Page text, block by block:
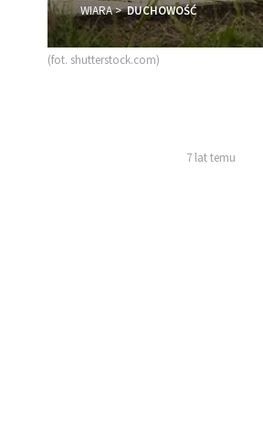
WIARA DUCHOWOŚĆ
(fot. shutterstock.com)
7 lat temu